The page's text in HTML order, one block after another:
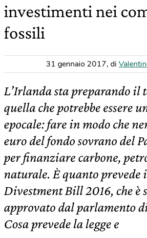
investimenti nei
fossili
31 gennaio 2017, di
L’Irlanda sta preparando il
quella che potrebbe essere
epocale: fare in modo che
euro del fondo sovrano del
per finanziare carbone,
naturale. È quanto prevede
Divestment Bill 2016, che è
approvato dal parlamento
Cosa prevede la legge e